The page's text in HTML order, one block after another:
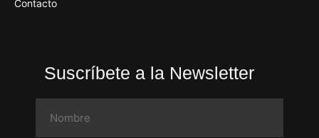
Contacto
Suscríbete a la Newsletter